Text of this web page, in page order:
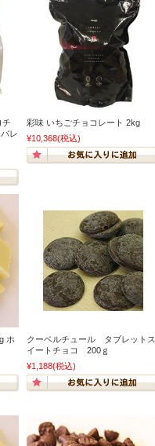
チ
レ
彩味 いちごチョコレート 2kg
¥10,368(税込)
ホ
クーベルチュール タブレットス
イートチョコ 200ｇ
¥1,188(税込)